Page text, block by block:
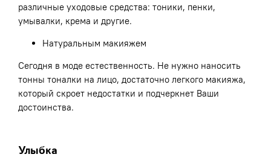
различные уходовые средства: тоники, пенки,
умывалки, крема и другие.
Натуральным макияжем
Сегодня в моде естественность. Не нужно наносить
тонны тоналки на лицо, достаточно легкого макияжа,
который скроет недостатки и подчеркнет Ваши
достоинства.
Улыбка